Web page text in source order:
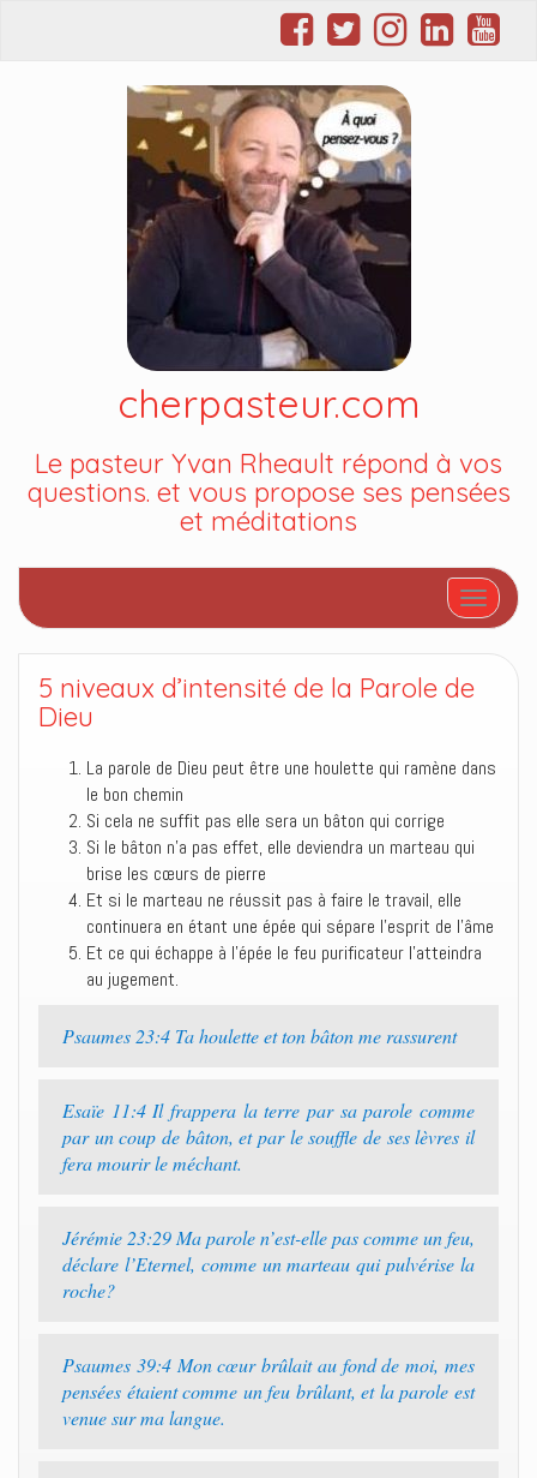
cherpasteur.com
Le pasteur Yvan Rheault répond à vos
questions. et vous propose ses pensées
et méditations
Afficher/
5 niveaux d’intensité de la Parole de
Dieu
La parole de Dieu peut être une houlette qui ramène dans
le bon chemin
Si cela ne suffit pas elle sera un bâton qui corrige
Si le bâton n’a pas effet, elle deviendra un marteau qui
brise les cœurs de pierre
Et si le marteau ne réussit pas à faire le travail, elle
continuera en étant une épée qui sépare l’esprit de l’âme
Et ce qui échappe à l’épée le feu purificateur l’atteindra
au jugement.
Psaumes 23:4 Ta houlette et ton bâton me rassurent
Esaïe 11:4 Il frappera la terre par sa parole comme
par un coup de bâton, et par le souffle de ses lèvres il
fera mourir le méchant.
Jérémie 23:29 Ma parole n’est-elle pas comme un feu,
déclare l’Eternel, comme un marteau qui pulvérise la
roche?
Psaumes 39:4 Mon cœur brûlait au fond de moi, mes
pensées étaient comme un feu brûlant, et la parole est
venue sur ma langue.